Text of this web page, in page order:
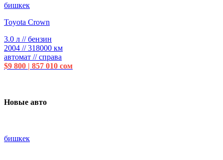
бишкек
Toyota Crown
3.0 л // бензин
2004 // 318000 км
автомат // справа
$9 800 | 857 010 сом
Новые авто
бишкек